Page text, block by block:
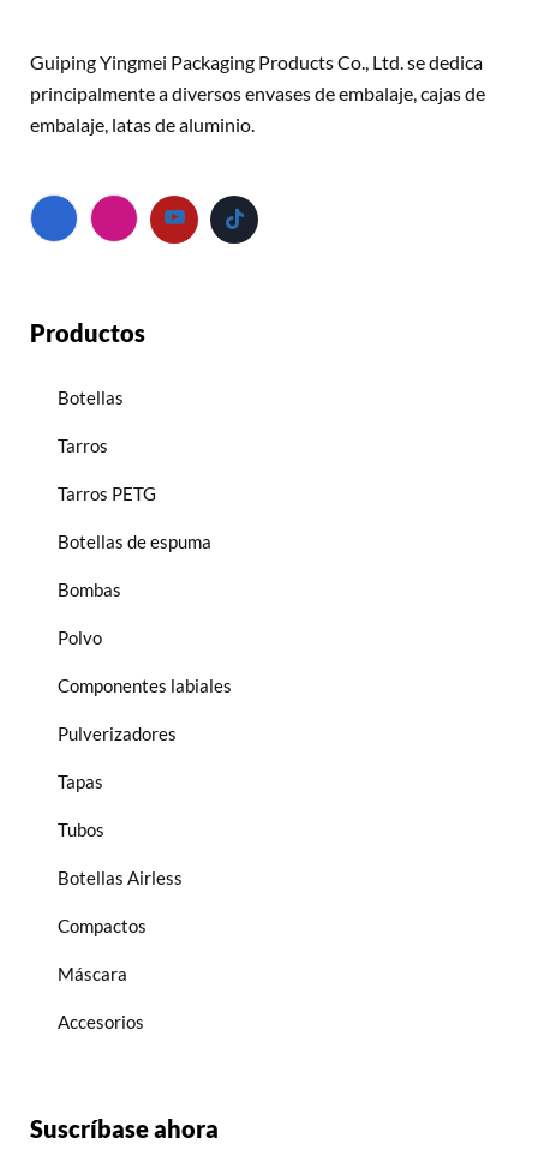
Guiping Yingmei Packaging Products Co., Ltd. se dedica
principalmente a diversos envases de embalaje, cajas de
embalaje, latas de aluminio.
Productos
Botellas
Tarros
Tarros PETG
Botellas de espuma
Bombas
Polvo
Componentes labiales
Pulverizadores
Tapas
Tubos
Botellas Airless
Compactos
Máscara
Accesorios
Suscríbase ahora